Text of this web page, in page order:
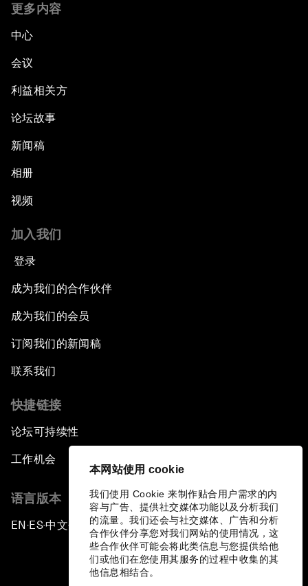
本网站使用 cookie
我们使用 Cookie 来制作贴合用户需求的内
容与广告、提供社交媒体功能以及分析我们
的流量。我们还会与社交媒体、广告和分析
合作伙伴分享您对我们网站的使用情况，这
些合作伙伴可能会将此类信息与您提供给他
们或他们在您使用其服务的过程中收集的其
他信息相结合。
更多内容
中心
会议
利益相关方
论坛故事
新闻稿
相册
视频
加入我们
登录
成为我们的合作伙伴
成为我们的会员
订阅我们的新闻稿
联系我们
快捷链接
论坛可持续性
工作机会
语言版本
EN ▪ES▪中文▪ 日本語